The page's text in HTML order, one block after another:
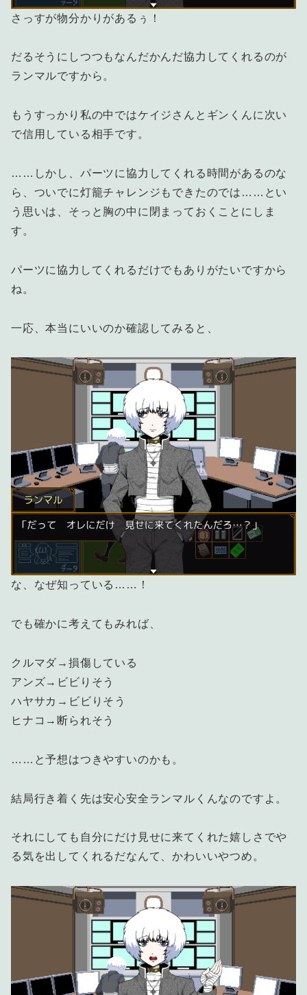
さっすが物分かりがあるぅ！
だるそうにしつつもなんだかんだ協力してくれるのが
ランマルですから。
もうすっかり私の中ではケイジさんとギンくんに次い
で信用している相手です。
……しかし、パーツに協力してくれる時間があるのな
ら、ついでに灯籠チャレンジもできたのでは……とい
う思いは、そっと胸の中に閉まっておくことにしま
す。
パーツに協力してくれるだけでもありがたいですから
ね。
一応、本当にいいのか確認してみると、
な、なぜ知っている……！
でも確かに考えてもみれば、
クルマダ→損傷している
アンズ→ビビりそう
ハヤサカ→ビビりそう
ヒナコ→断られそう
……と予想はつきやすいのかも。
結局行き着く先は安心安全ランマルくんなのですよ。
それにしても自分にだけ見せに来てくれた嬉しさでや
る気を出してくれるだなんて、かわいいやつめ。